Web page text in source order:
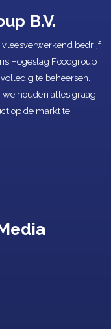
B.V.
vleesverwerkend bedrijf
Hogeslag Foodgroup
te beheersen.
houden alles graag
op de markt te